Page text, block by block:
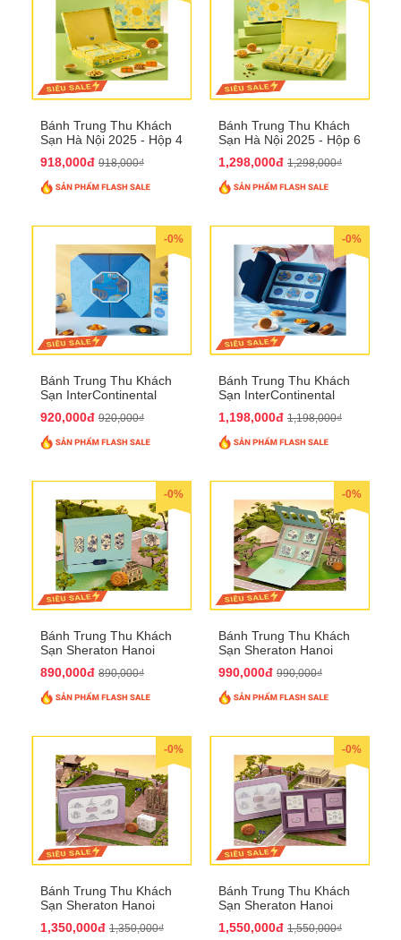
Bánh Trung Thu Khách
Sạn Hà Nội 2025 - Hộp 4
918,000đ 918,000₫
Bánh Trung Thu Khách
Sạn Hà Nội 2025 - Hộp 6
1,298,000đ 1,298,000₫
-0%
Bánh Trung Thu Khách
Sạn InterContinental
QTTT26
920,000đ 920,000₫
-0%
Bánh Trung Thu Khách
Sạn InterContinental
QTTT27
1,198,000đ 1,198,000₫
-0%
Bánh Trung Thu Khách
Sạn Sheraton Hanoi
890,000đ 890,000₫
-0%
Bánh Trung Thu Khách
Sạn Sheraton Hanoi
990,000đ 990,000₫
-0%
Bánh Trung Thu Khách
Sạn Sheraton Hanoi
1,350,000đ 1,350,000₫
-0%
Bánh Trung Thu Khách
Sạn Sheraton Hanoi
1,550,000đ 1,550,000₫